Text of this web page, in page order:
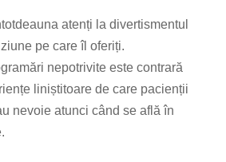
atenți la divertismentul
pe care îl oferiți.
nepotrivite este contrară
liniștitoare de care pacienții
nevoie atunci când se află în